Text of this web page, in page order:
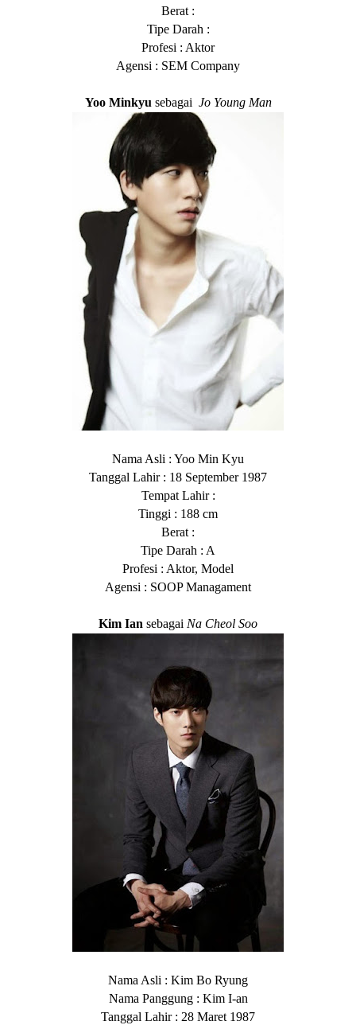
Berat :
Tipe Darah :
Profesi : Aktor
Agensi : SEM Company
Yoo Minkyu sebagai Jo Young Man
Nama Asli : Yoo Min Kyu
Tanggal Lahir : 18 September 1987
Tempat Lahir :
Tinggi : 188 cm
Berat :
Tipe Darah : A
Profesi : Aktor, Model
Agensi : SOOP Managament
Kim Ian sebagai Na Cheol Soo
Nama Asli : Kim Bo Ryung
Nama Panggung : Kim I-an
Tanggal Lahir : 28 Maret 1987